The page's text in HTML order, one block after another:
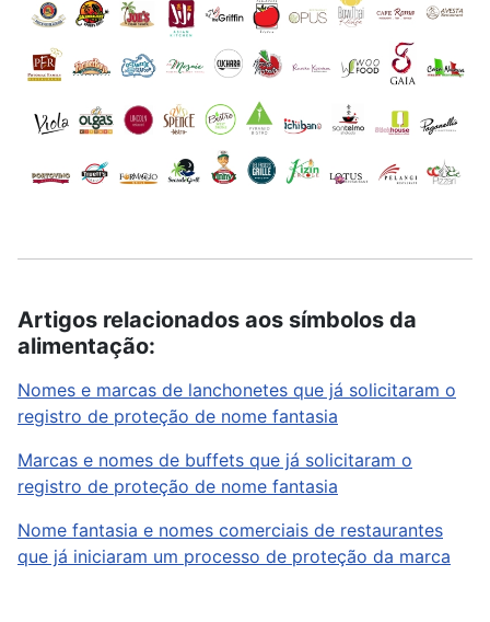
Artigos relacionados aos símbolos da
alimentação:
Nomes e marcas de lanchonetes que já solicitaram o
registro de proteção de nome fantasia
Marcas e nomes de buffets que já solicitaram o
registro de proteção de nome fantasia
Nome fantasia e nomes comerciais de restaurantes
que já iniciaram um processo de proteção da marca